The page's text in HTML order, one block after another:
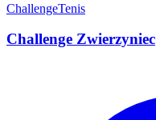
ChallengeTenis
Challenge Zwierzyniec